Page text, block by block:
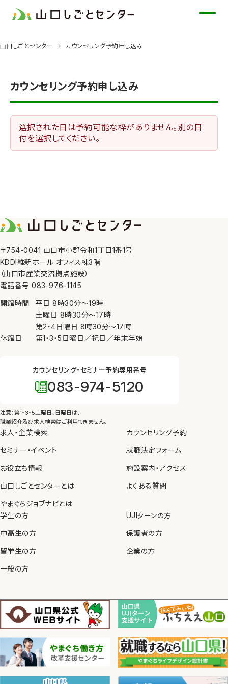
コ
山口しごとセンター カウンセリング予約申し込み
カウンセリング予約申し込み
選択された日は予約可能な枠がありません。別の日
付を選択してください。
〒754-0041 山口市小郡令和1丁目1番1号
KDDI維新ホール オフィス棟3階
（山口市産業交流拠点施設）
電話番号 083-976-1145
開館時間 平日8時30分〜19時
土曜日 8時30分〜17時
第2・4日曜日 8時30分〜17時
休館日
第1・3・5日曜日／祝日／年末年始
カウンセリング・セミナー予約専用番号
083-974-5120
注意：第1・3・5土曜日、日曜日は、
職業紹介及び求人検索はご利用できません。
求人・企業検索
セミナー・イベント
お役立ち情報
山口しごとセンターとは
やまぐちジョブナビとは
カウンセリング予約
就職決定フォーム
施設案内・アクセス
よくある質問
学生の方
中高生の方
留学生の方
一般の方
UJIターンの方
保護者の方
企業の方